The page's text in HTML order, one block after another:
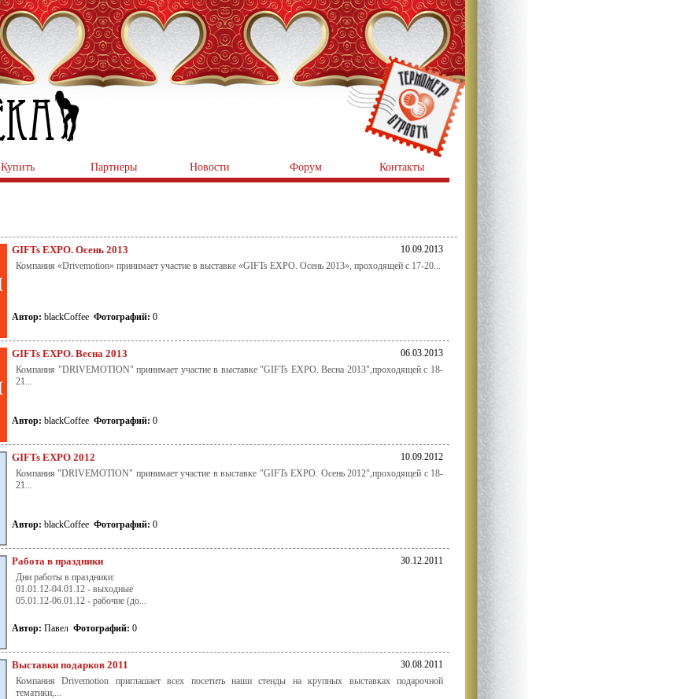
Купить Партнеры Новости Форум Контакты
10.09.2013
GIFTs EXPО. Осень 2013
Компания «Drivemotion» принимает участие в выставке «GIFTs EXPО. Осень 2013», проходящей с 17-20...
Автор: blackCoffee Фотографий: 0
06.03.2013
GIFTs EXPО. Весна 2013
Компания "DRIVEMOTION" принимает участие в выставке "GIFTs EXPО. Весна 2013",проходящей с 18-
21...
Автор: blackCoffee Фотографий: 0
10.09.2012
GIFTs EXPO 2012
Компания "DRIVEMOTION" принимает участие в выставке "GIFTs EXPО. Осень 2012",проходящей с 18-
21...
Автор: blackCoffee Фотографий: 0
30.12.2011
Работа в праздники
Дни работы в праздники:
01.01.12-04.01.12 - выходные
05.01.12-06.01.12 - рабочие (до...
Автор: Павел Фотографий: 0
30.08.2011
Выставки подарков 2011
Компания Drivemotion приглашает всех посетить наши стенды на крупных выставках подарочной
тематики,...